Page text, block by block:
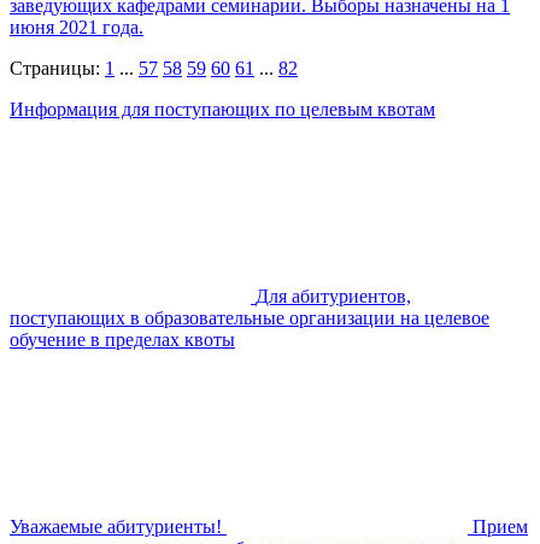
заведующих кафедрами семинарии. Выборы назначены на 1
июня 2021 года.
Страницы: 1 ... 57 58 59 60 61 ... 82
Информация для поступающих по целевым квотам
Для абитуриентов,
поступающих в образовательные организации на целевое
обучение в пределах квоты
Уважаемые абитуриенты!
Прием